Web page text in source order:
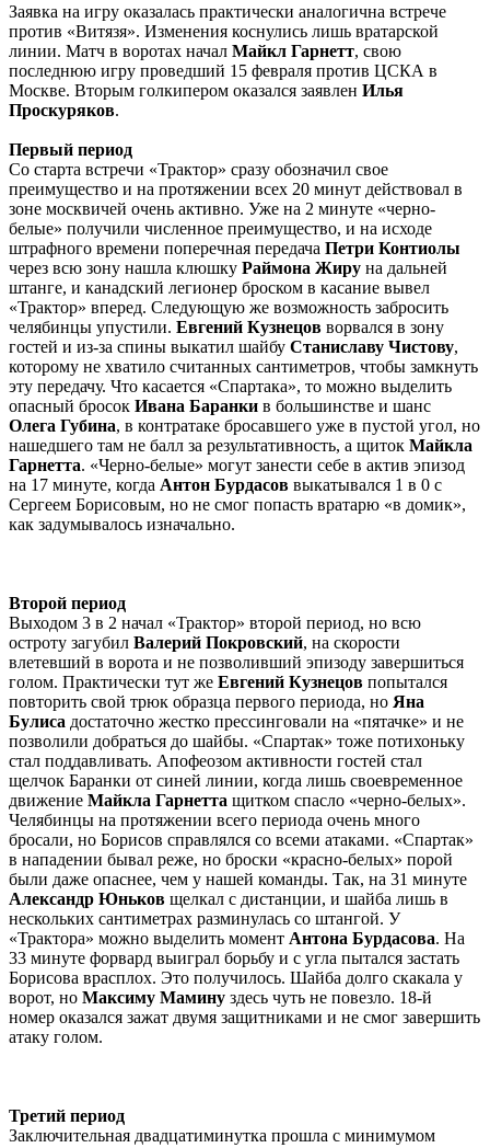
Заявка на игру оказалась практически аналогична встрече
против «Витязя». Изменения коснулись лишь вратарской
линии. Матч в воротах начал Майкл Гарнетт, свою
последнюю игру проведший 15 февраля против ЦСКА в
Москве. Вторым голкипером оказался заявлен Илья
Проскуряков.
Первый период
Со старта встречи «Трактор» сразу обозначил свое
преимущество и на протяжении всех 20 минут действовал в
зоне москвичей очень активно. Уже на 2 минуте «черно-
белые» получили численное преимущество, и на исходе
штрафного времени поперечная передача Петри Контиолы
через всю зону нашла клюшку Раймона Жиру на дальней
штанге, и канадский легионер броском в касание вывел
«Трактор» вперед. Следующую же возможность забросить
челябинцы упустили. Евгений Кузнецов ворвался в зону
гостей и из-за спины выкатил шайбу Станиславу Чистову,
которому не хватило считанных сантиметров, чтобы замкнуть
эту передачу. Что касается «Спартака», то можно выделить
опасный бросок Ивана Баранки в большинстве и шанс
Олега Губина, в контратаке бросавшего уже в пустой угол, но
нашедшего там не балл за результативность, а щиток Майкла
Гарнетта. «Черно-белые» могут занести себе в актив эпизод
на 17 минуте, когда Антон Бурдасов выкатывался 1 в 0 с
Сергеем Борисовым, но не смог попасть вратарю «в домик»,
как задумывалось изначально.
Второй период
Выходом 3 в 2 начал «Трактор» второй период, но всю
остроту загубил Валерий Покровский, на скорости
влетевший в ворота и не позволивший эпизоду завершиться
голом. Практически тут же Евгений Кузнецов попытался
повторить свой трюк образца первого периода, но Яна
Булиса достаточно жестко прессинговали на «пятачке» и не
позволили добраться до шайбы. «Спартак» тоже потихоньку
стал поддавливать. Апофеозом активности гостей стал
щелчок Баранки от синей линии, когда лишь своевременное
движение Майкла Гарнетта щитком спасло «черно-белых».
Челябинцы на протяжении всего периода очень много
бросали, но Борисов справлялся со всеми атаками. «Спартак»
в нападении бывал реже, но броски «красно-белых» порой
были даже опаснее, чем у нашей команды. Так, на 31 минуте
Александр Юньков щелкал с дистанции, и шайба лишь в
нескольких сантиметрах разминулась со штангой. У
«Трактора» можно выделить момент Антона Бурдасова. На
33 минуте форвард выиграл борьбу и с угла пытался застать
Борисова врасплох. Это получилось. Шайба долго скакала у
ворот, но Максиму Мамину здесь чуть не повезло. 18-й
номер оказался зажат двумя защитниками и не смог завершить
атаку голом.
Третий период
Заключительная двадцатиминутка прошла с минимумом